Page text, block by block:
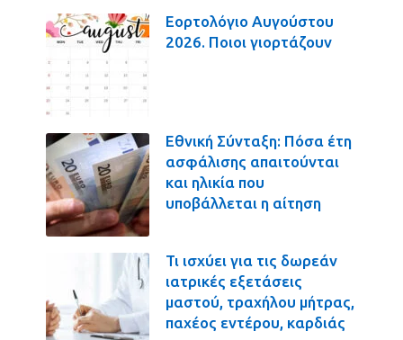
Εορτολόγιο Αυγούστου
2026. Ποιοι γιορτάζουν
Εθνική Σύνταξη: Πόσα έτη
ασφάλισης απαιτούνται
και ηλικία που
υποβάλλεται η αίτηση
Τι ισχύει για τις δωρεάν
ιατρικές εξετάσεις
μαστού, τραχήλου μήτρας,
παχέος εντέρου, καρδιάς